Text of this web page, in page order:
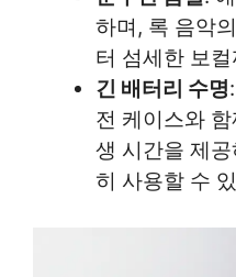
하며, 록 음악
터 섬세한 보
긴 배터리 수명
전 케이스와
생 시간을 제
히 사용할 수